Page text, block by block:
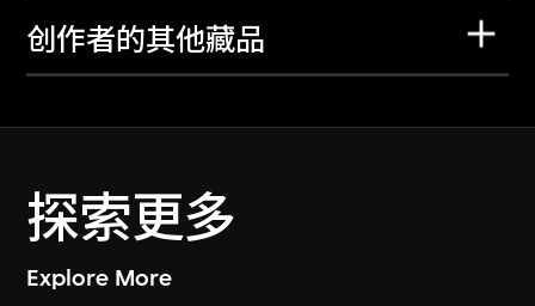
创作者的其他藏品
探索更多
Explore More